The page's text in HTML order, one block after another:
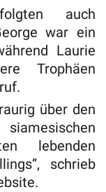
auch
war ein
Laurie
Trophäen
über den
lebenden
schrieb